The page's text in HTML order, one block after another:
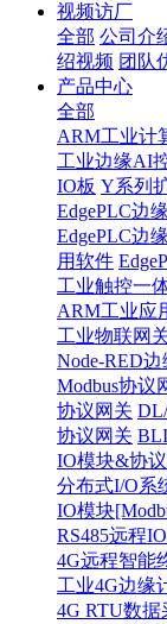
视频访厂
全部 公司介
绍视频 团队
产品中心
全部
ARM工业计
工业边缘AI
IO板 Y系列
EdgePLC边
EdgePLC边
用软件
工业触控一
ARM工业应
工业物联网
Node-RED
Modbus协议
协议网关
协议网关
IO模块&协
分布式I/O系
IO模块
RS485远程
4G远程智能
工业4G边缘
4G RTU数据